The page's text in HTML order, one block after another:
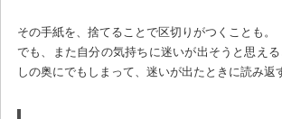
その手紙を、捨てることで区切りがつくことも。
でも、また自分の気持ちに迷いが出そうと思え
しの奥にでもしまって、迷いが出たときに読み返